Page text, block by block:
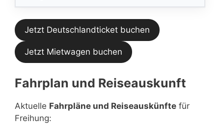
Jetzt Deutschlandticket buchen
Jetzt Mietwagen buchen
Fahrplan und Reiseauskunft
Aktuelle Fahrpläne und Reiseauskünfte für
Freihung: